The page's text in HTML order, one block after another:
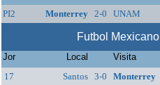
PI2
Monterrey 2-0 UNAM
Futbol
Jor Local Visita
17
Santos 3-0 Monterrey